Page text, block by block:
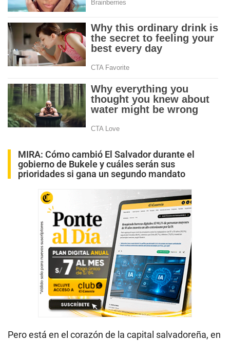
MIRA: Cómo cambió El Salvador durante el
gobierno de Bukele y cuáles serán sus
prioridades si gana un segundo mandato
Pero está en el corazón de la capital salvadoreña, en